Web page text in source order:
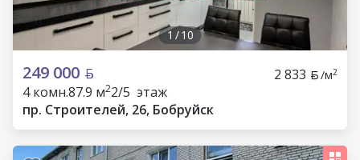
1 /10
249 000 2 833 /м2
4 комн.87.9 м22/5 этаж
пр. Строителей, 26, Бобруйск